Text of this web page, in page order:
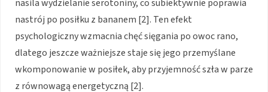
nasila wydzielanie serotoniny, co subiektywnie poprawia
nastrój po posiłku z bananem [2]. Ten efekt
psychologiczny wzmacnia chęć sięgania po owoc rano,
dlatego jeszcze ważniejsze staje się jego przemyślane
wkomponowanie w posiłek, aby przyjemność szła w parze
z równowagą energetyczną [2].